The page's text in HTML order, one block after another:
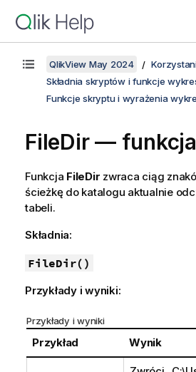
QlikView May 2024
Składnia skryptów i funkcje
Funkcje skryptu i wyrażenia
FileDir —
Funkcja FileDir zwraca ciąg
ścieżkę do katalogu aktualnie
tabeli.
Składnia:
FileDir()
Przykłady i wyniki:
Przykłady i wyniki
Przykład Wynik